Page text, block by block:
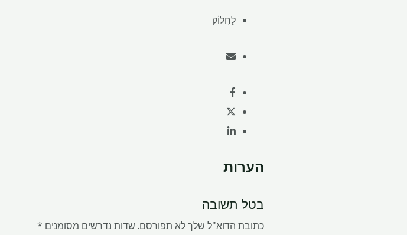
לַחֲלוֹק
הערות
בטל תשובה
כתובת הדוא"ל שלך לא תפורסם. שדות נדרשים מסומנים *